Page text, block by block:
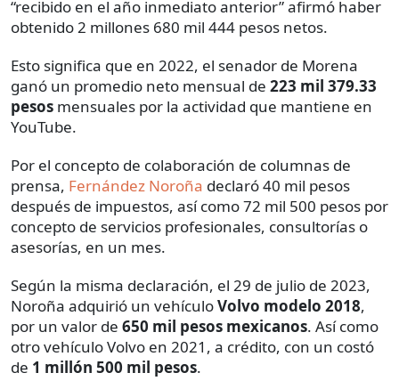
“recibido en el año inmediato anterior” afirmó haber
obtenido 2 millones 680 mil 444 pesos netos.
Esto significa que en 2022, el senador de Morena
ganó un promedio neto mensual de 223 mil 379.33
pesos mensuales por la actividad que mantiene en
YouTube.
Por el concepto de colaboración de columnas de
prensa, Fernández Noroña declaró 40 mil pesos
después de impuestos, así como 72 mil 500 pesos por
concepto de servicios profesionales, consultorías o
asesorías, en un mes.
Según la misma declaración, el 29 de julio de 2023,
Noroña adquirió un vehículoVolvo modelo 2018,
por un valor de 650 mil pesos mexicanos. Así como
otro vehículo Volvo en 2021, a crédito, con un costó
de 1 millón 500 mil pesos.